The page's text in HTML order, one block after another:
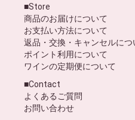
■Store
商品のお届けについて
お支払い方法について
返品・交換・キャンセルにつ
ポイント利用について
ワインの定期便について
■Contact
よくあるご質問
お問い合わせ